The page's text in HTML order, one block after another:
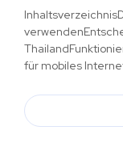
für mobiles